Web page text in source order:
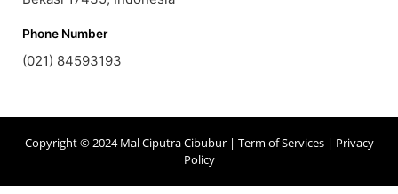
Phone Number
(021) 84593193
Copyright © 2024 Mal Ciputra Cibubur | Term of Services| Privacy
Policy